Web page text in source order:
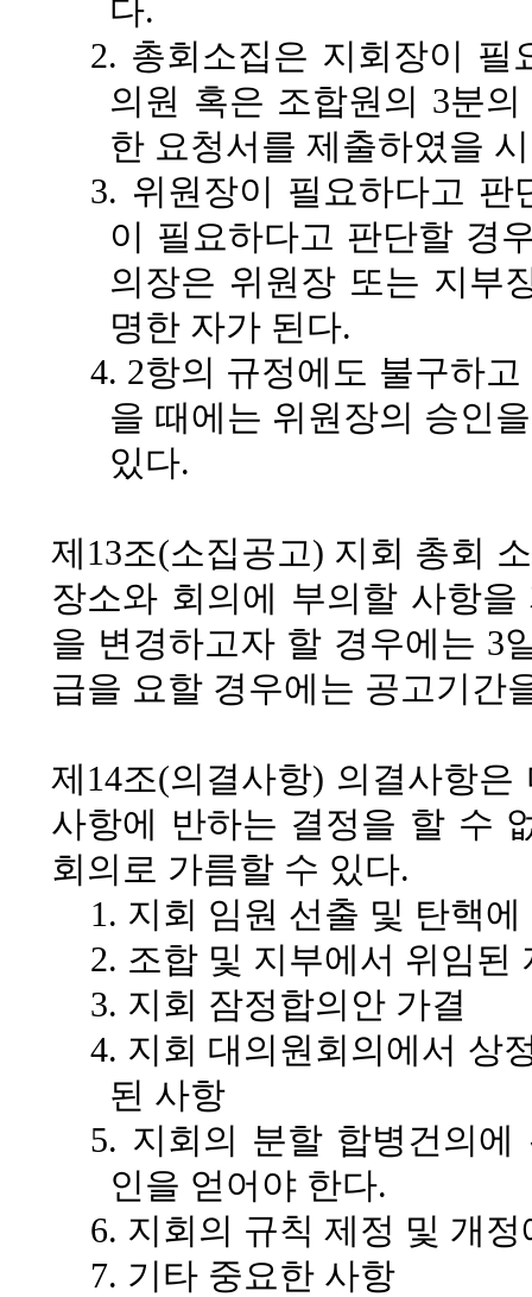
다.
2. 총회소집은 지회장이
의원 혹은 조합원의 3분
한 요청서를 제출하였을
3. 위원장이 필요하다고
이 필요하다고 판단할 경
의장은 위원장 또는 지부
명한 자가 된다.
4. 2항의 규정에도 불구하
을 때에는 위원장의 승인
있다.
제13조(소집공고) 지회 총회
장소와 회의에 부의할 사항
을 변경하고자 할 경우에는 3
급을 요할 경우에는 공고기간
제14조(의결사항) 의결사항은
사항에 반하는 결정을 할 수
회의로 가름할 수 있다.
1. 지회 임원 선출 및 탄핵
2. 조합 및 지부에서 위임된
3. 지회 잠정합의안 가결
4. 지회 대의원회의에서 상
된 사항
5. 지회의 분할 합병건의
인을 얻어야 한다.
6. 지회의 규칙 제정 및 개
7. 기타 중요한 사항